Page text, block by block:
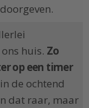
huis. Zo
op een timer
de ochtend
dat raar, maar